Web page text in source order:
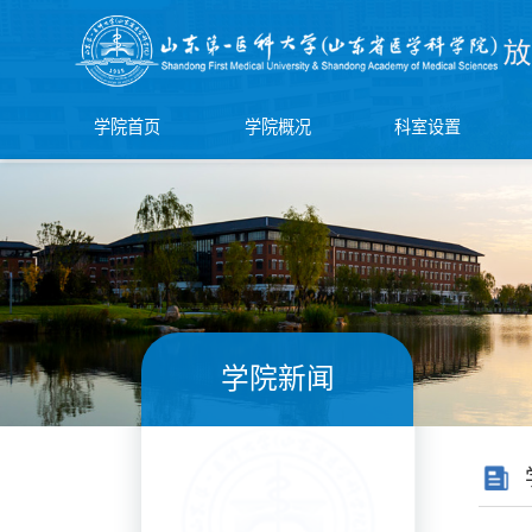
学院首页 学院概况 科室设置
学院新闻